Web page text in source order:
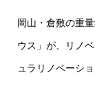
岡山・倉敷の重
ウス」が、リノ
ュラリノベーシ